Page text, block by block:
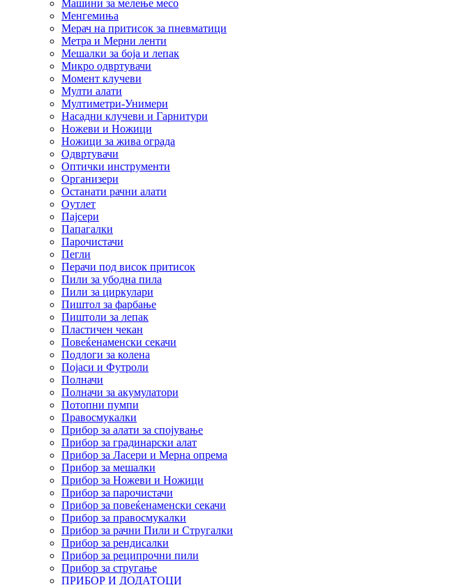
Машини за мелење месо
Менгемиња
Мерач на притисок за пневматици
Метра и Мерни ленти
Мешалки за боја и лепак
Микро одвртувачи
Момент клучеви
Мулти алати
Мултиметри-Унимери
Насадни клучеви и Гарнитури
Ножеви и Ножици
Ножици за жива ограда
Одвртувачи
Оптички инструменти
Организери
Останати рачни алати
Оутлет
Пајсери
Папагалки
Парочистачи
Пегли
Перачи под висок притисок
Пили за убодна пила
Пили за циркулари
Пиштол за фарбање
Пиштоли за лепак
Пластичен чекан
Повеќенаменски секачи
Подлоги за колена
Појаси и Футроли
Полначи
Полначи за акумулатори
Потопни пумпи
Правосмукалки
Прибор за алати за спојување
Прибор за градинарски алат
Прибор за Ласери и Мерна опрема
Прибор за мешалки
Прибор за Ножеви и Ножици
Прибор за парочистачи
Прибор за повеќенаменски секачи
Прибор за правосмукалки
Прибор за рачни Пили и Стругалки
Прибор за рендисалки
Прибор за реципрочни пили
Прибор за стругање
ПРИБОР И ДОДАТОЦИ